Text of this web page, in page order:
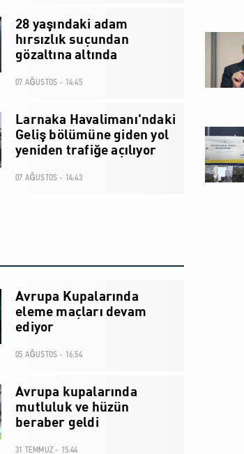
28 yaşındaki adam
hırsızlık suçundan
gözaltına altında
07 AĞUSTOS - 14:45
Larnaka Havalimanı'ndaki
Geliş bölümüne giden yol
yeniden trafiğe açılıyor
07 AĞUSTOS - 14:43
Avrupa Kupalarında
eleme maçları devam
ediyor
05 AĞUSTOS - 16:54
Avrupa kupalarında
mutluluk ve hüzün
beraber geldi
31 TEMMUZ - 15:44